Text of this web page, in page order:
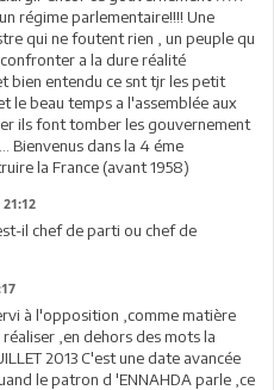
régime parlementaire!!!! Une
qui ne foutent rien , un peuple qu
a la dure réalité
bien entendu ce snt tjr les petit
le beau temps a l'assemblée aux
ils font tomber les gouvernement
Bienvenus dans la 4 éme
la France (avant 1958)
21:12
il chef de parti ou chef de
à l'opposition ,comme matière
,en dehors des mots la
2013 C'est une date avancée
le patron d 'ENNAHDA parle ,ce